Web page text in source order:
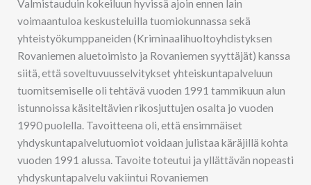
Valmistauduin kokeiluun hyvissä ajoin ennen lain
voimaantuloa keskusteluilla tuomiokunnassa sekä
yhteistyökumppaneiden (Kriminaalihuoltoyhdistyksen
Rovaniemen aluetoimisto ja Rovaniemen syyttäjät) kanssa
siitä, että soveltuvuusselvitykset yhteiskuntapalveluun
tuomitsemiselle oli tehtävä vuoden 1991 tammikuun alun
istunnoissa käsiteltävien rikosjuttujen osalta jo vuoden
1990 puolella. Tavoitteena oli, että ensimmäiset
yhdyskuntapalvelutuomiot voidaan julistaa käräjillä kohta
vuoden 1991 alussa. Tavoite toteutui ja yllättävän nopeasti
yhdyskuntapalvelu vakiintui Rovaniemen